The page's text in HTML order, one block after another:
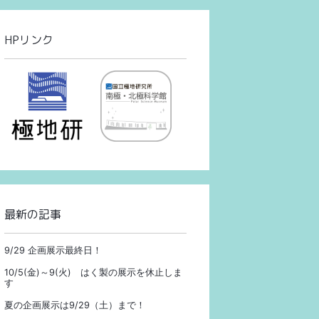
HPリンク
最新の記事
9/29 企画展示最終日！
10/5(金)～9(火) はく製の展示を休止しま
す
夏の企画展示は9/29（土）まで！